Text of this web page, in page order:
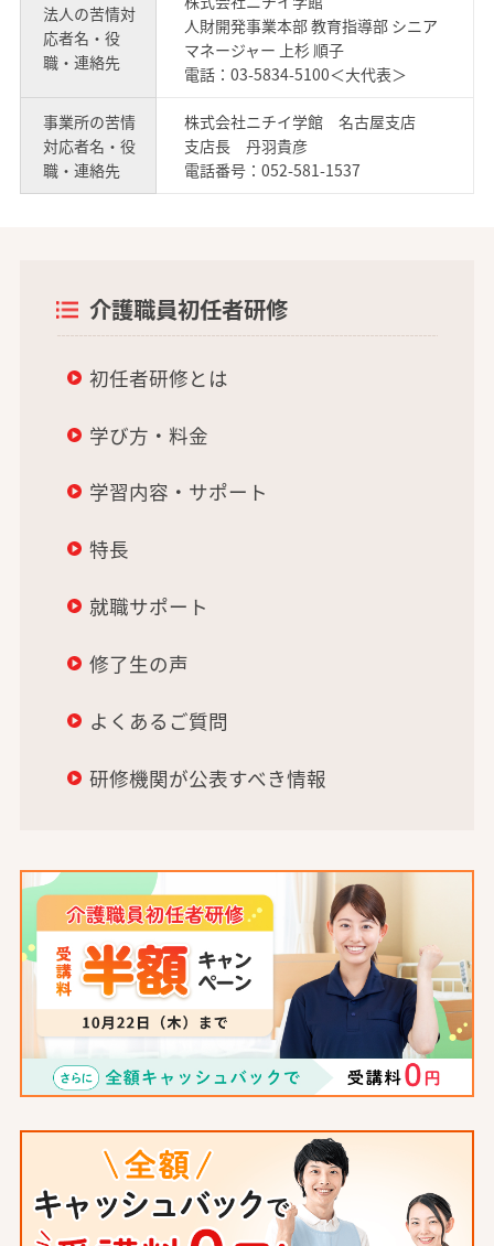
法人の苦情対
応者名・役
職・連絡先
人財開発事業本部 教育指導部 シニア
マネージャー 上杉 順子
電話：03-5834-5100＜大代表＞
事業所の苦情
対応者名・役
職・連絡先
株式会社ニチイ学館 名古屋支店
支店長 丹羽貴彦
電話番号：052-581-1537
介護職員初任者研修
初任者研修とは
学び方・料金
学習内容・サポート
特長
就職サポート
修了生の声
よくあるご質問
研修機関が公表すべき情報